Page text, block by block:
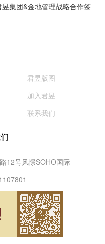
集团&金地管理战略合作签
君昱版图
加入君昱
联系我们
12号风憬SOHO国际